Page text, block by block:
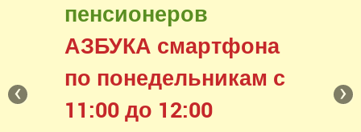
к фондам российских
библиотек
в нашем читальном зале
АФИША НА МЕСЯЦ
пенсионеров
АЗБУКА смартфона
по понедельникам с
11:00 до 12:00
›
‹